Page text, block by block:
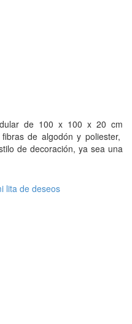
de 100 x 100 x 20 cm
de algodón y poliester,
de decoración, ya sea una
lita de deseos